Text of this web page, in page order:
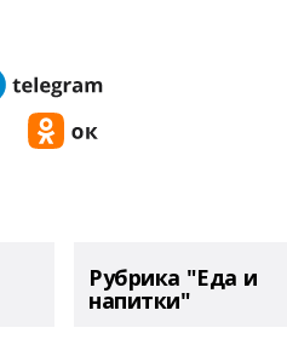
Рубрика "Еда и
напитки"